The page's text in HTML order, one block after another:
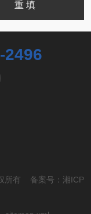
2496
所有 备案号： 湘ICP